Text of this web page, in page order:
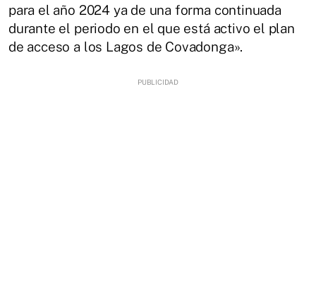
para el año 2024 ya de una forma continuada
durante el periodo en el que está activo el plan
de acceso a los Lagos de Covadonga».